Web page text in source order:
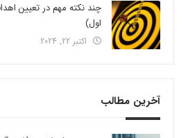
چند نکته مهم در تعیین
اول)
اکتبر 22, 2024
آخرین مطالب